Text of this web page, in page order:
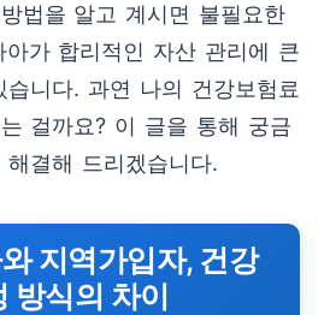
법을 알고 계시면 불필요한
가 합리적인 자산 관리에 큰
습니다. 과연 나의 건강보험료
걸까요? 이 글을 통해 궁금
결해 드리겠습니다.
지역가입자, 건강
방식의 차이